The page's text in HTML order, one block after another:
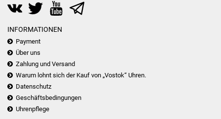
INFORMATIONEN
Payment
Über uns
Zahlung und Versand
Warum lohnt sich der Kauf von „Vostok“ Uhren.
Datenschutz
Geschäftsbedingungen
Uhrenpflege